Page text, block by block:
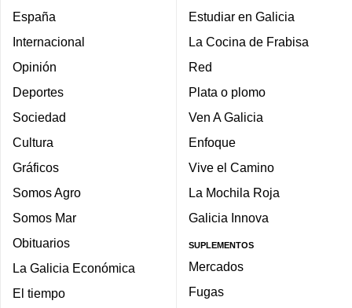
España
Internacional
Opinión
Deportes
Sociedad
Cultura
Gráficos
Somos Agro
Somos Mar
Obituarios
La Galicia Económica
El tiempo
Estudiar en Galicia
La Cocina de Frabisa
Red
Plata o plomo
Ven A Galicia
Enfoque
Vive el Camino
La Mochila Roja
Galicia Innova
SUPLEMENTOS
Mercados
Fugas